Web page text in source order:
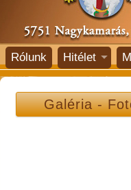
Rólunk Hitélet
Galéria-